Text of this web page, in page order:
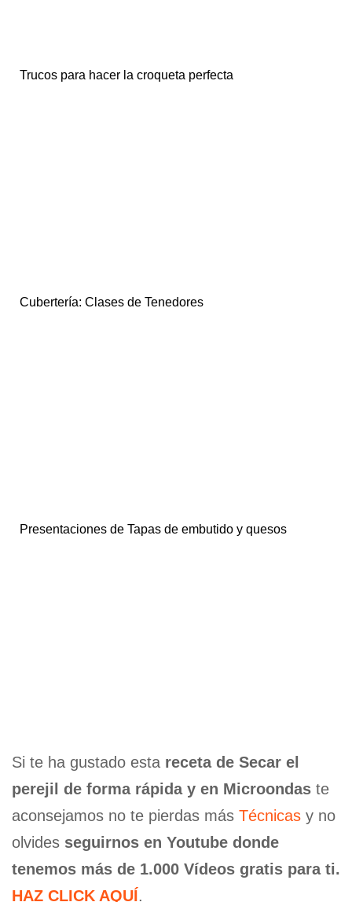
Trucos para hacer la croqueta perfecta
Cubertería: Clases de Tenedores
Presentaciones de Tapas de embutido y quesos
Si te ha gustado esta receta de Secar el
perejil de forma rápida y en Microondas te
aconsejamos no te pierdas más Técnicas y no
olvides seguirnos en Youtube donde
tenemos más de 1.000 Vídeos gratis para ti.
HAZ CLICK AQUÍ.